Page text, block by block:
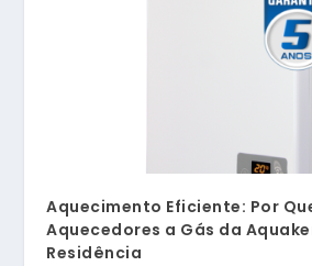
Aquecimento Eficiente: Por
Aquecedores a Gás da
Residência